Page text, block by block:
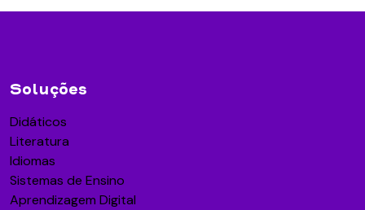
Soluções
Didáticos
Literatura
Idiomas
Sistemas de Ensino
Aprendizagem Digital